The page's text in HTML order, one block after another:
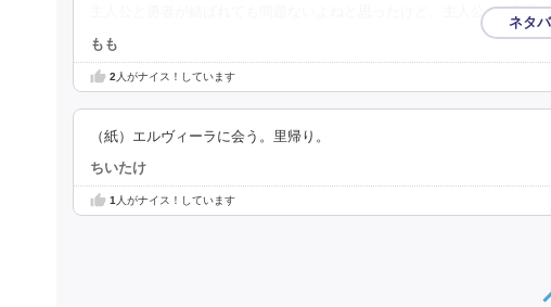
主人公と勇者が結ばれても問題ないよねと思ったけど、主人公、幼馴染
もも
2 人がナイス！しています
（紙）エルヴィーラに会う。里帰り。
ちいたけ
1 人がナイス！しています